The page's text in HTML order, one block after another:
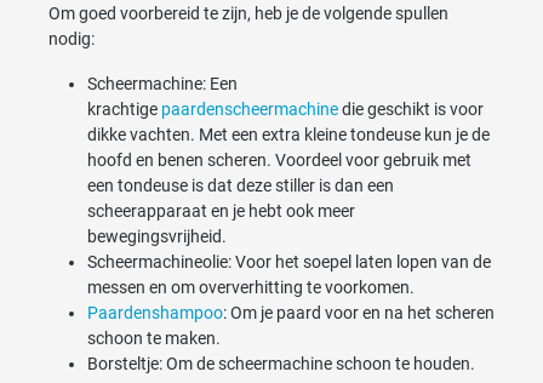
Om goed voorbereid te zijn, heb je de volgende spullen
nodig:
Scheermachine: Een
krachtige paardenscheermachinedie geschikt is voor
dikke vachten. Met een extra kleine tondeuse kun je de
hoofd en benen scheren. Voordeel voor gebruik met
een tondeuse is dat deze stiller is dan een
scheerapparaat en je hebt ook meer
bewegingsvrijheid.
Scheermachineolie: Voor het soepel laten lopen van de
messen en om oververhitting te voorkomen.
Paardenshampoo: Om je paard voor en na het scheren
schoon te maken.
Borsteltje: Om de scheermachine schoon te houden.